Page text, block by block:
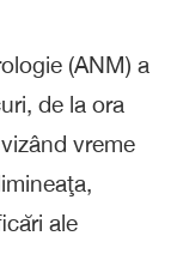
(ANM) a
de la ora
vreme
ale